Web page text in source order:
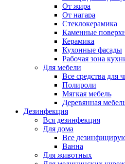
От жира
От нагара
Стеклокерамика
Каменные
Керамика
Кухонные фасады
Рабочая зона
Для мебели
Все средства для
Полироли
Мягкая мебель
Деревянная
Дезинфекция
Вся дезинфекция
Для дома
Все
Ванна
Для животных